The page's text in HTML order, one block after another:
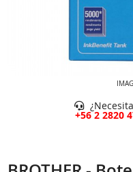
+56 2 2820